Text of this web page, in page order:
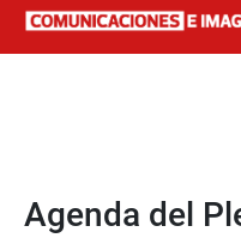
Agenda del